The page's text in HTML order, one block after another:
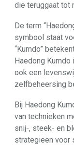
die teruggaat tot
De term
symbool staat
“Kumdo”
Haedong Kumdo
ook een
zelfbeheersing
Bij Haedong
van technieken
snij-, steek- en
strategieën voor